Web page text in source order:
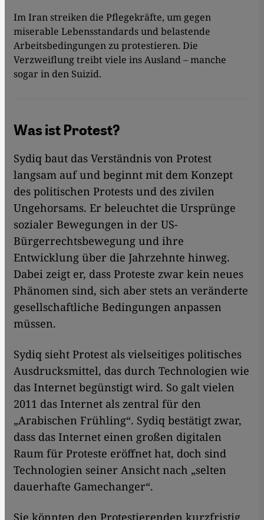
Im Iran streiken die Pflegekräfte, um gegen
miserable Lebensstandards und belastende
Arbeitsbedingungen zu protestieren. Die
Verzweiflung treibt viele ins Ausland – manche
sogar in den Suizid.
Was ist Protest?
Sydiq baut das Verständnis von Protest
langsam auf und beginnt mit dem Konzept
des politischen Protests und des zivilen
Ungehorsams. Er beleuchtet die Ursprünge
sozialer Bewegungen in der US-
Bürgerrechtsbewegung und ihre
Entwicklung über die Jahrzehnte hinweg.
Dabei zeigt er, dass Proteste zwar kein neues
Phänomen sind, sich aber stets an veränderte
gesellschaftliche Bedingungen anpassen
müssen.
Sydiq sieht Protest als vielseitiges politisches
Ausdrucksmittel, das durch Technologien wie
das Internet begünstigt wird. So galt vielen
2011 das Internet als zentral für den
„Arabischen Frühling“. Sydiq bestätigt zwar,
dass das Internet einen großen digitalen
Raum für Proteste eröffnet hat, doch sind
Technologien seiner Ansicht nach „selten
dauerhafte Gamechanger“.